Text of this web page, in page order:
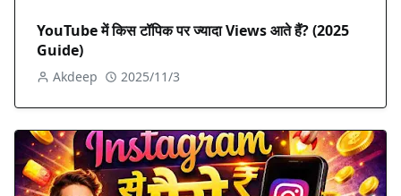
YouTube में किस टॉपिक पर ज्यादा Views आते हैं? (2025
Guide)
Akdeep 2025/11/3